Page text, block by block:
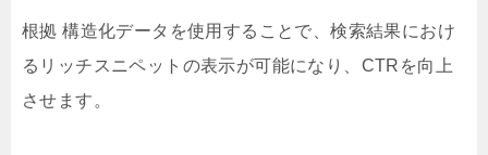
根拠 構造化データを使用することで、検索結果におけ
るリッチスニペットの表示が可能になり、CTRを向上
させます。